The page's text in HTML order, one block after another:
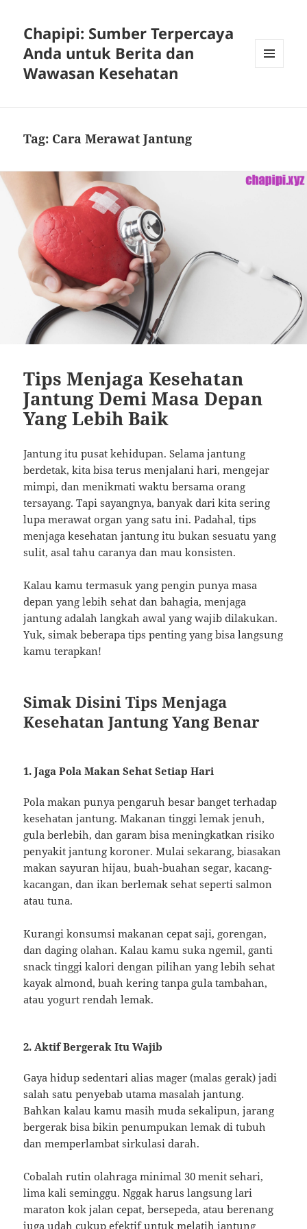
Chapipi: Sumber Terpercaya
Anda untuk Berita dan
Wawasan Kesehatan
Tag: Cara Merawat Jantung
Tips Menjaga Kesehatan
Jantung Demi Masa Depan
Yang Lebih Baik
Jantung itu pusat kehidupan. Selama jantung
berdetak, kita bisa terus menjalani hari, mengejar
mimpi, dan menikmati waktu bersama orang
tersayang. Tapi sayangnya, banyak dari kita sering
lupa merawat organ yang satu ini. Padahal, tips
menjaga kesehatan jantung itu bukan sesuatu yang
sulit, asal tahu caranya dan mau konsisten.
Kalau kamu termasuk yang pengin punya masa
depan yang lebih sehat dan bahagia, menjaga
jantung adalah langkah awal yang wajib dilakukan.
Yuk, simak beberapa tips penting yang bisa langsung
kamu terapkan!
Simak Disini Tips Menjaga
Kesehatan Jantung Yang Benar
1. Jaga Pola Makan Sehat Setiap Hari
Pola makan punya pengaruh besar banget terhadap
kesehatan jantung. Makanan tinggi lemak jenuh,
gula berlebih, dan garam bisa meningkatkan risiko
penyakit jantung koroner. Mulai sekarang, biasakan
makan sayuran hijau, buah-buahan segar, kacang-
kacangan, dan ikan berlemak sehat seperti salmon
atau tuna.
Kurangi konsumsi makanan cepat saji, gorengan,
dan daging olahan. Kalau kamu suka ngemil, ganti
snack tinggi kalori dengan pilihan yang lebih sehat
kayak almond, buah kering tanpa gula tambahan,
atau yogurt rendah lemak.
2. Aktif Bergerak Itu Wajib
Gaya hidup sedentari alias mager (malas gerak) jadi
salah satu penyebab utama masalah jantung.
Bahkan kalau kamu masih muda sekalipun, jarang
bergerak bisa bikin penumpukan lemak di tubuh
dan memperlambat sirkulasi darah.
Cobalah rutin olahraga minimal 30 menit sehari,
lima kali seminggu. Nggak harus langsung lari
maraton kok jalan cepat, bersepeda, atau berenang
juga udah cukup efektif untuk melatih jantung